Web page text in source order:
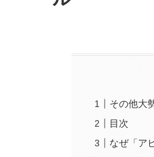
その他大
目次
なぜ「ア